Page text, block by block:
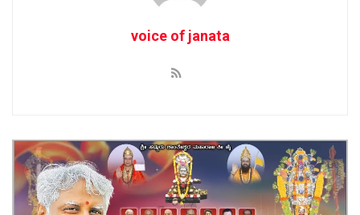
voice of janata